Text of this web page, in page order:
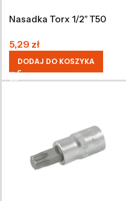
Nasadka Torx 1/2″ T50
5,29 zł
DODAJ DO KOSZYKA